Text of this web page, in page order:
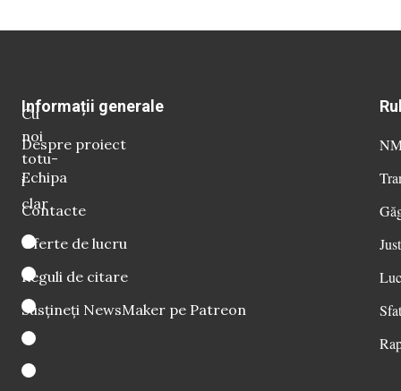
Cu
noi
totu-
i
clar
Informații generale
Despre proiect
Echipa
Contacte
Oferte de lucru
Reguli de citare
Susțineți NewsMaker pe Patreon